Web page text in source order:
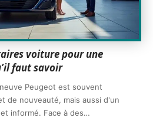
voiture pour une
faut savoir
Peugeot est souvent
de nouveauté, mais aussi d'un
informé. Face à des…